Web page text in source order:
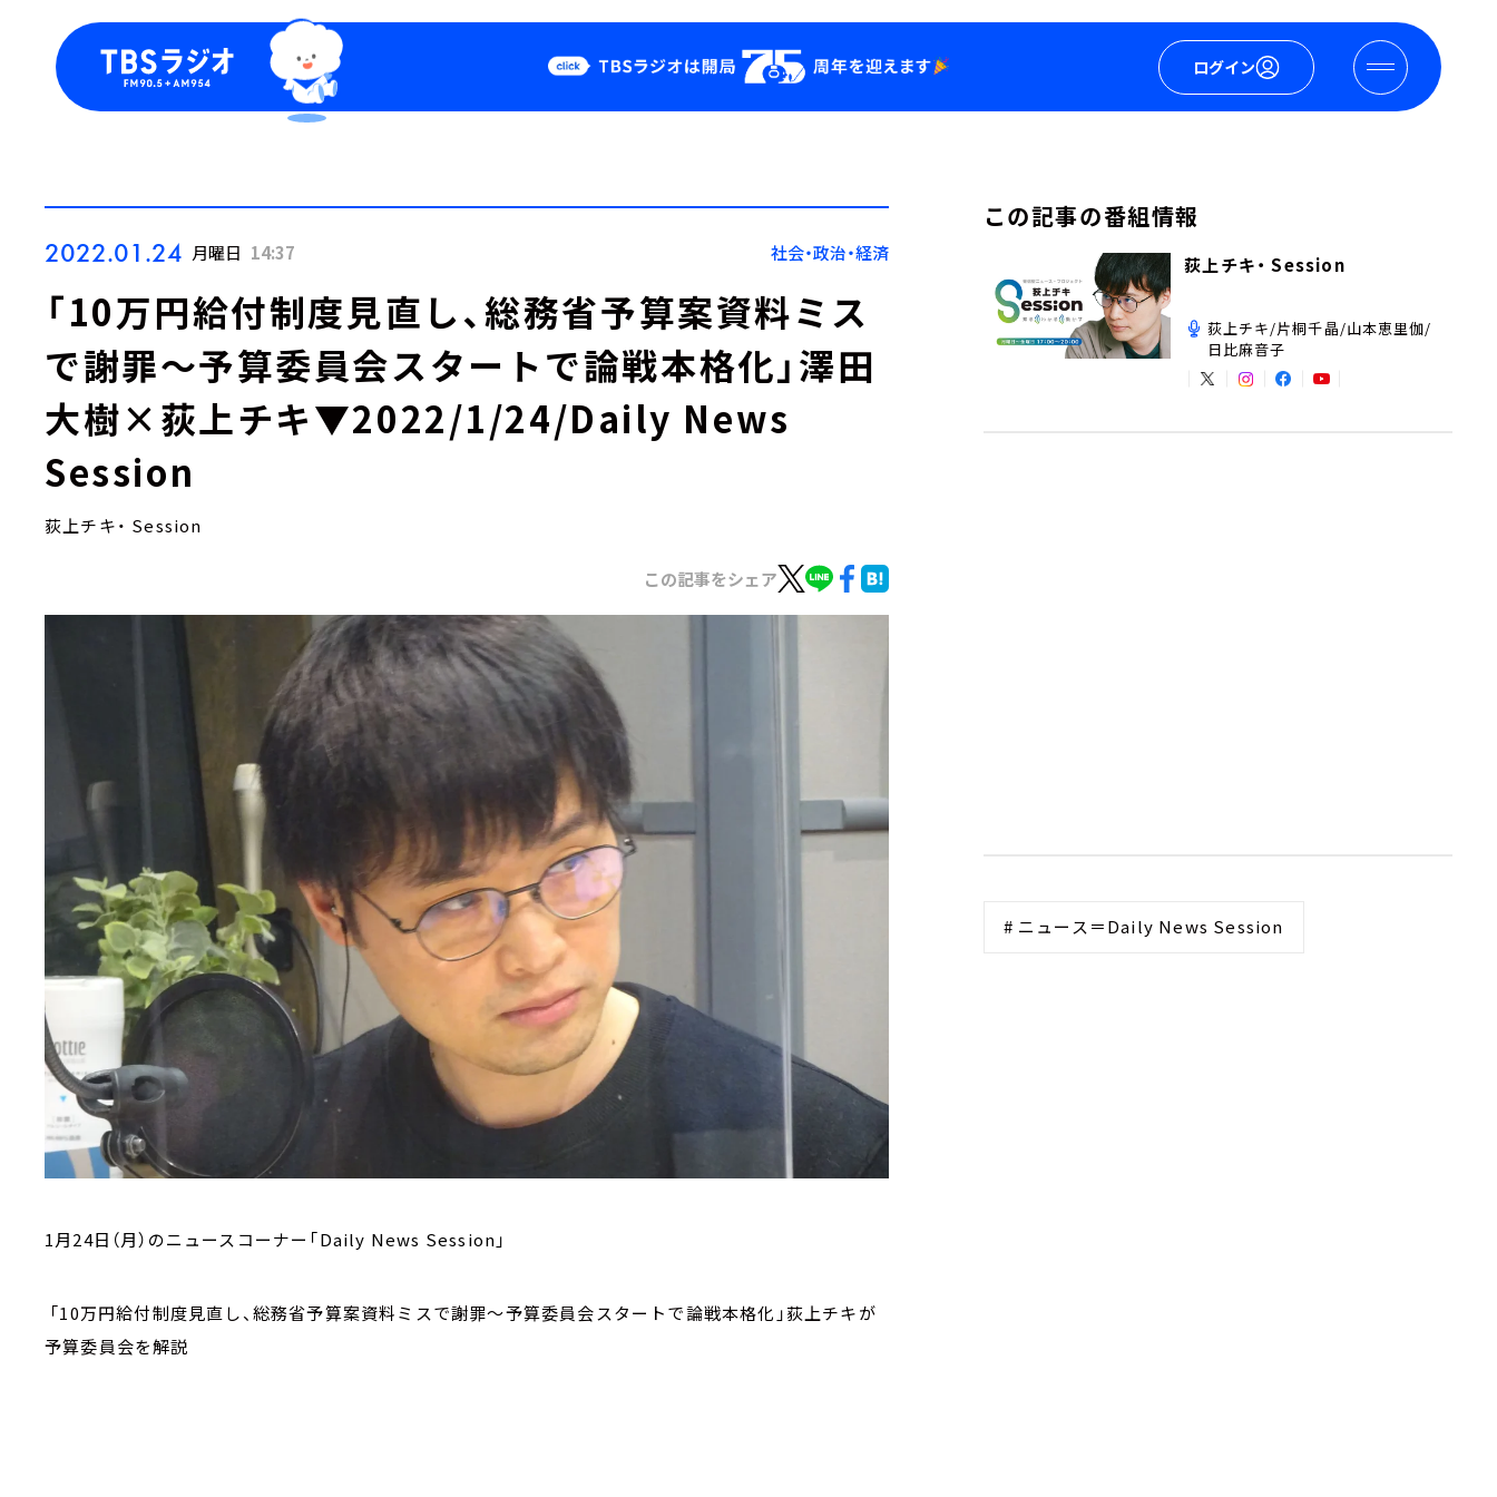
ログイン
Podcast
YouTube
会社情報
2022.01.24 月曜日 14:37 社会・政治・経済
「10万円給付制度見直し、総務省予算案資料ミス
で謝罪～予算委員会スタートで論戦本格化」澤田
大樹×荻上チキ▼2022/1/24/Daily News
Session
荻上チキ・ Session
この記事をシェア
1月24日（月）のニュースコーナー「Daily News Session」
「10万円給付制度見直し、総務省予算案資料ミスで謝罪～予算委員会スタートで論戦本格化」荻上チキが
予算委員会を解説
この記事の番組情報
荻上チキ・ Session
荻上チキ/片桐千晶/山本恵里伽/
日比麻音子
# ニュース＝Daily News Session